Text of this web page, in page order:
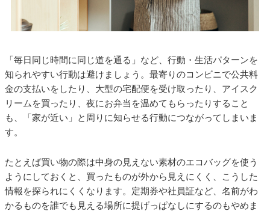
「毎日同じ時間に同じ道を通る」など、行動・生活パターンを
知られやすい行動は避けましょう。最寄りのコンビニで公共料
金の支払いをしたり、大型の宅配便を受け取ったり、アイスク
リームを買ったり、夜にお弁当を温めてもらったりすること
も、「家が近い」と周りに知らせる行動につながってしまいま
す。
たとえば買い物の際は中身の見えない素材のエコバッグを使う
ようにしておくと、買ったものが外から見えにくく、こうした
情報を探られにくくなります。定期券や社員証など、名前がわ
かるものを誰でも見える場所に提げっぱなしにするのもやめま